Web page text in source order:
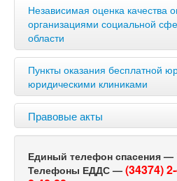
Независимая оценка качества
организациями социальной
области
Пункты оказания бесплатной
юридическими клиниками
Правовые акты
Единый телефон спасения —
Телефоны ЕДДС — (34374)